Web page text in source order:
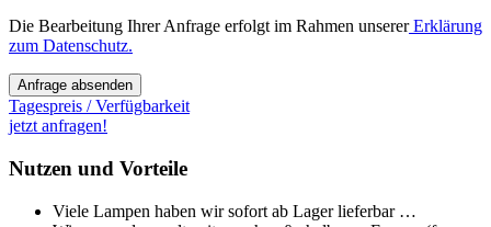
Die Bearbeitung Ihrer Anfrage erfolgt im Rahmen unsererErklärung
zum Datenschutz.
Anfrage absenden
Tagespreis / Verfügbarkeit
jetzt anfragen!
Nutzen und Vorteile
Viele Lampen haben wir sofort ab Lager lieferbar …